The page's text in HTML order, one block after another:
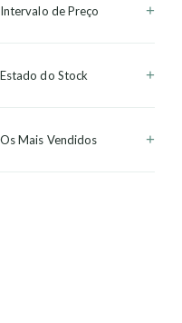
Intervalo de Preço
Estado do Stock
Os Mais Vendidos